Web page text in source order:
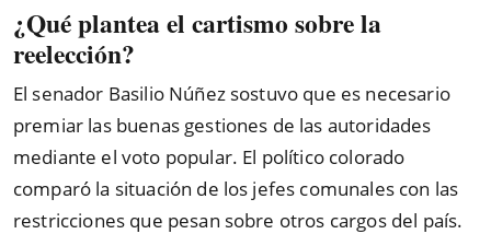
¿Qué plantea el cartismo sobre la
reelección?
El senador Basilio Núñez sostuvo que es necesario
premiar las buenas gestiones de las autoridades
mediante el voto popular. El político colorado
comparó la situación de los jefes comunales con las
restricciones que pesan sobre otros cargos del país.